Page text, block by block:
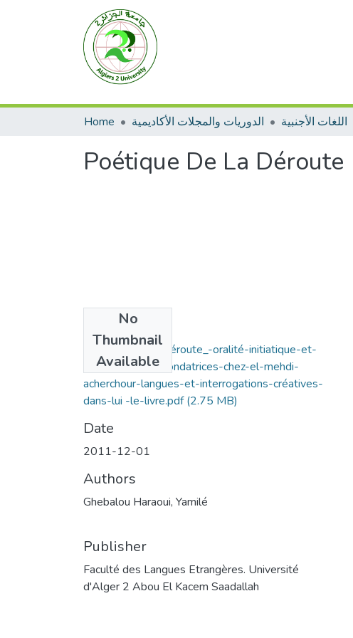
Home الدوريات والمجلات الأكاديمية اللغات الأجنبية
Poétique De La Déroute
No
Thumbnail
Available
poétique-de-la-déroute_-oralité-initiatique-et-
intertextualités-fondatrices-chez-el-mehdi-
acherchour-langues-et-interrogations-créatives-
dans-lui -le-livre.pdf(2.75 MB)
Date
2011-12-01
Authors
Ghebalou Haraoui, Yamilé
Publisher
Faculté des Langues Etrangères. Université
d'Alger 2 Abou El Kacem Saadallah